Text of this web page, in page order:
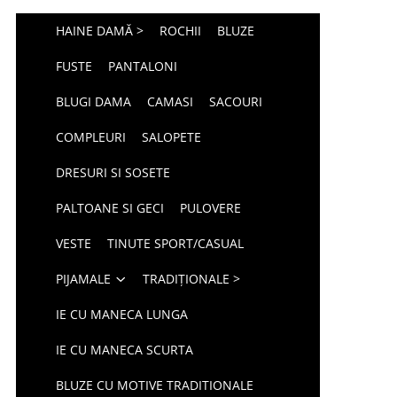
HAINE DAMĂ > ROCHII BLUZE
FUSTE PANTALONI
BLUGI DAMA CAMASI SACOURI
COMPLEURI SALOPETE
DRESURI SI SOSETE
PALTOANE SI GECI PULOVERE
VESTE TINUTE SPORT/CASUAL
PIJAMALE TRADIȚIONALE >
IE CU MANECA LUNGA
IE CU MANECA SCURTA
BLUZE CU MOTIVE TRADITIONALE